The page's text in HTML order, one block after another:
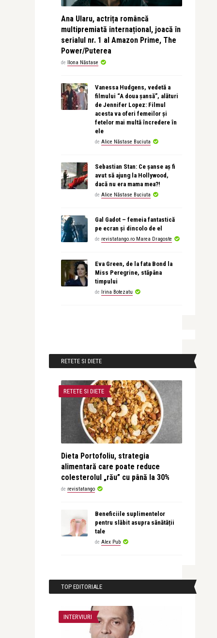
Ana Ularu, actrița româncă
multipremiată internațional, joacă în
serialul nr. 1 al Amazon Prime, The
Power/Puterea
de Ilona Năstase
Vanessa Hudgens, vedetă a
filmului “A doua șansă”, alături
de Jennifer Lopez: Filmul
acesta va oferi femeilor și
fetelor mai multă încredere în
ele
de Alice Năstase Buciuta
Sebastian Stan: Ce șanse aș fi
avut să ajung la Hollywood,
dacă nu era mama mea?!
de Alice Năstase Buciuta
Gal Gadot – femeia fantastică
pe ecran și dincolo de el
de revistatango.ro Marea Dragoste
Eva Green, de la fata Bond la
Miss Peregrine, stăpâna
timpului
de Irina Botezatu
RETETE SI DIETE
RETETE SI DIETE
Dieta Portofoliu, strategia
alimentară care poate reduce
colesterolul „rău” cu până la 30%
de revistatango
Beneficiile suplimentelor
pentru slăbit asupra sănătății
tale
de Alex Pub
TOP EDITORIALE
INTERVIURI